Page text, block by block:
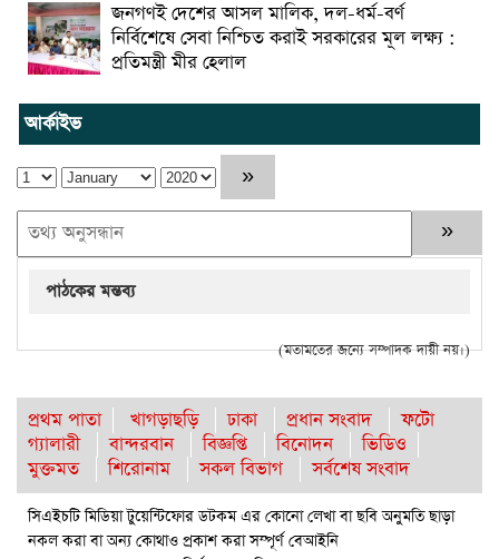
জনগণই দেশের আসল মালিক, দল-ধর্ম-বর্ণ
নির্বিশেষে সেবা নিশ্চিত করাই সরকারের মূল লক্ষ্য :
প্রতিমন্ত্রী মীর হেলাল
আর্কাইভ
পাঠকের মন্তব্য
(মতামতের জন্যে সম্পাদক দায়ী নয়।)
প্রথম পাতা খাগড়াছড়ি ঢাকা প্রধান সংবাদ
ফটো
গ্যালারী
বান্দরবান বিজ্ঞপ্তি বিনোদন
ভিডিও
মুক্তমত
শিরোনাম সকল বিভাগ সর্বশেষ সংবাদ
সিএইচটি মিডিয়া টুয়েন্টিফোর ডটকম এর কোনো লেখা বা ছবি অনুমতি ছাড়া
নকল করা বা অন্য কোথাও প্রকাশ করা সম্পূর্ণ বেআইনি